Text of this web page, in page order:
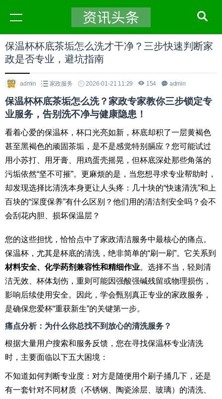
保温杯杯底茶垢怎么洗才干净？三步快速判断家
政是否专业，避坑指南
admin 家政服务 2026-01-21 11:29 154 admin
保温杯杯底茶垢怎么洗？家政专家教你三步锁定专
业服务，告别洗不净与健康隐患！
看着心爱的保温杯，杯口光亮如新，杯底却积了一层黄褐色
甚至黑褐色的顽固茶垢，是不是感觉特别膈应？您可能试过
用小苏打、用牙膏、用鸡蛋壳摇晃，但杯底深处那些角落的
污垢依然“坚不可摧”。更麻烦的是，当您想寻求专业帮助时，
却发现选择比清洗本身更让人头疼：几十块的“快速清洗”和上
百块的“深度保养”有什么区别？他们用的清洁剂安全吗？会不
会刮花内胆、损坏保温层？
您的这些担忧，恰恰点中了家政清洁服务中最核心的痛点。
保温杯，尤其是杯底的清洗，绝非简单的“刷一刷”。它关系到
材料安全、化学药剂兼容性和精细作业。选择不当，轻则清
洁无效、杯体划伤，重则可能因强酸强碱残留或物理损伤，
影响后续使用安全。因此，学会甄别真正专业的家政服务，
是确保您爱杯“重获新生”的关键第一步。
痛点分析：为什么你总找不到放心的清洗服务？
根据大量用户搜索和服务反馈，您在寻找保温杯专业清洗
时，主要面临以下五大困境：
不知道如何判断专业度：对方是随便用个刷子捅几下，还是
有一套针对不同材质（不锈钢、陶瓷涂层、玻璃）的清洗、